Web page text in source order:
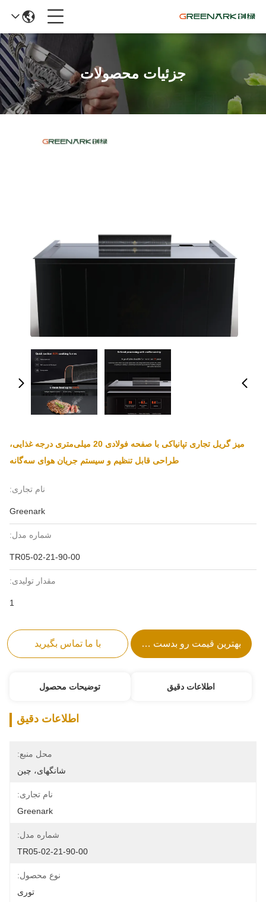
جزئیات محصولات
میز گریل تجاری تپانیاکی با صفحه فولادی 20 میلی‌متری درجه غذایی،
طراحی قابل تنظیم و سیستم جریان هوای سه‌گانه
نام تجاری:
Greenark
شماره مدل:
TR05-02-21-90-00
مقدار تولیدی:
1
بهترین قیمت رو بدست بیار با ما تماس بگیرید
اطلاعات دقیق توضیحات محصول
اطلاعات دقیق
محل منبع:
شانگهای، چین
نام تجاری:
Greenark
شماره مدل:
TR05-02-21-90-00
نوع محصول:
توری